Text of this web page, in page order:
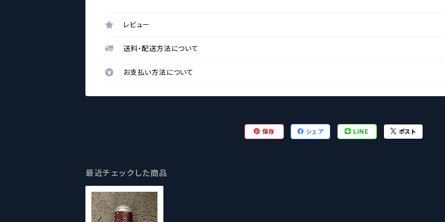
レビュー
送料・配送方法について
お支払い方法について
保存 シェア LINE ポスト
最近チェックした商品